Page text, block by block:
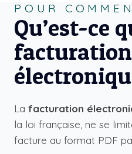
POUR
Qu’est-ce
facturation
La facturation
la loi française, ne se
facture au format PDF